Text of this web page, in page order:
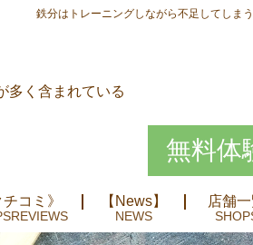
鉄分はトレーニングしながら不足してしま
多く含まれている
無料体
チコミ》 【News】 店舗